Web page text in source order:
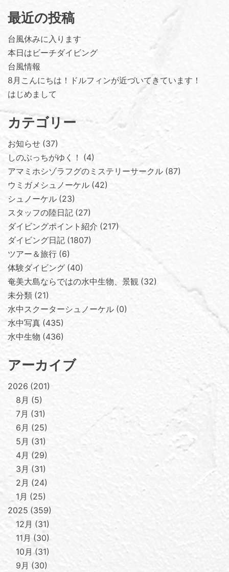
最近の投稿
台風休みに入ります
本日はビーチダイビング
台風情報
8月こんにちは！ドルフィンが近づいてきています！
はじめまして
カテゴリー
お知らせ 37
しのぶっちがゆく！
4
アマミホシゾラフグのミステリーサークル 87
ウミガメシュノーケル 42
シュノーケル 23
スタッフの陸日記 27
ダイビングポイント紹介 217
ダイビング日記 1807
ツアー＆旅行 6
体験ダイビング 40
奄美大島ならではの水中生物、景観 32
未分類 21
水中スクーターシュノーケル 0
水中写真 435
水中生物 436
アーカイブ
2026 201
8月
5
7月
31
6月
25
5月
31
4月
29
3月
31
2月
24
1月
25
2025 359
12月
31
11月
30
10月
31
9月
30